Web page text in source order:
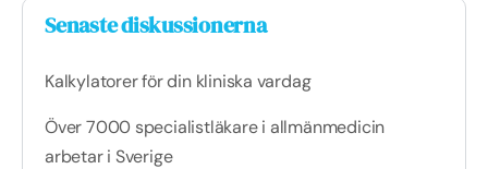
Senaste diskussionerna
Kalkylatorer för din kliniska vardag
Över 7000 specialistläkare i allmänmedicin
arbetar i Sverige